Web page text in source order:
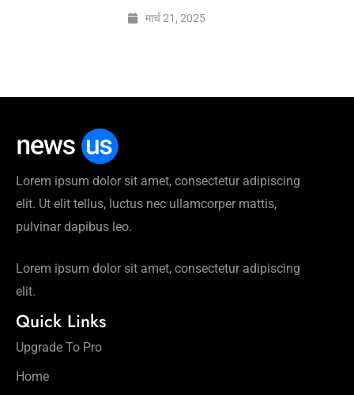
मार्च 21, 2025
Lorem ipsum dolor sit amet, consectetur adipiscing
elit. Ut elit tellus, luctus nec ullamcorper mattis,
pulvinar dapibus leo.
Lorem ipsum dolor sit amet, consectetur adipiscing
elit.
Quick Links
Upgrade To Pro
Home